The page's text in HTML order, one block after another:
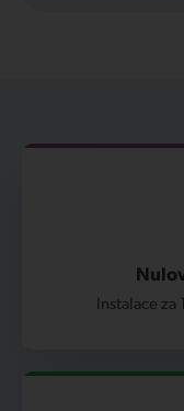
Instalace za